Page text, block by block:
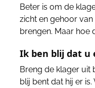
Beter is om de
zicht en gehoor
brengen. Maar hoe
Ik ben blij dat u
Breng de klager uit
blij bent dat hij er